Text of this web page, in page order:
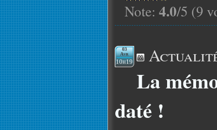
Note: 4.0/5 (9
03
Avr
10h19
La
daté !